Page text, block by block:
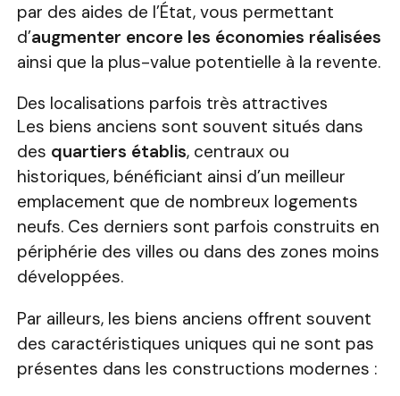
par des aides de l’État, vous permettant
d’augmenter encore les économies réalisées
ainsi que la plus-value potentielle à la revente.
Des localisations parfois très attractives
Les biens anciens sont souvent situés dans
des quartiers établis, centraux ou
historiques, bénéficiant ainsi d’un meilleur
emplacement que de nombreux logements
neufs. Ces derniers sont parfois construits en
périphérie des villes ou dans des zones moins
développées.
Par ailleurs, les biens anciens offrent souvent
des caractéristiques uniques qui ne sont pas
présentes dans les constructions modernes :